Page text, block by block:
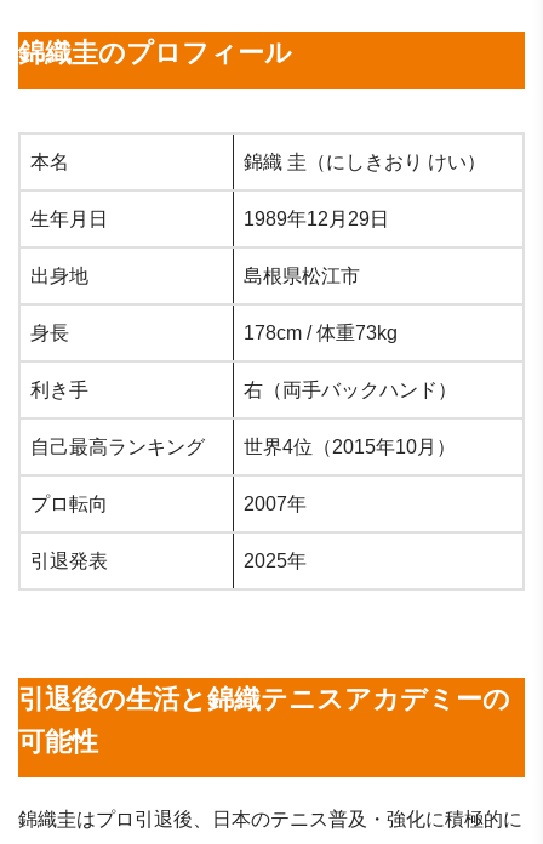
錦織圭のプロフィール
本名 錦織 圭（にしきおり けい）
生年月日 1989年12月29日
出身地 島根県松江市
身長 178cm / 体重73kg
利き手 右（両手バックハンド）
自己最高ランキング 世界4位（2015年10月）
プロ転向 2007年
引退発表 2025年
引退後の生活と錦織テニスアカデミーの
可能性
錦織圭はプロ引退後、日本のテニス普及・強化に積極的に